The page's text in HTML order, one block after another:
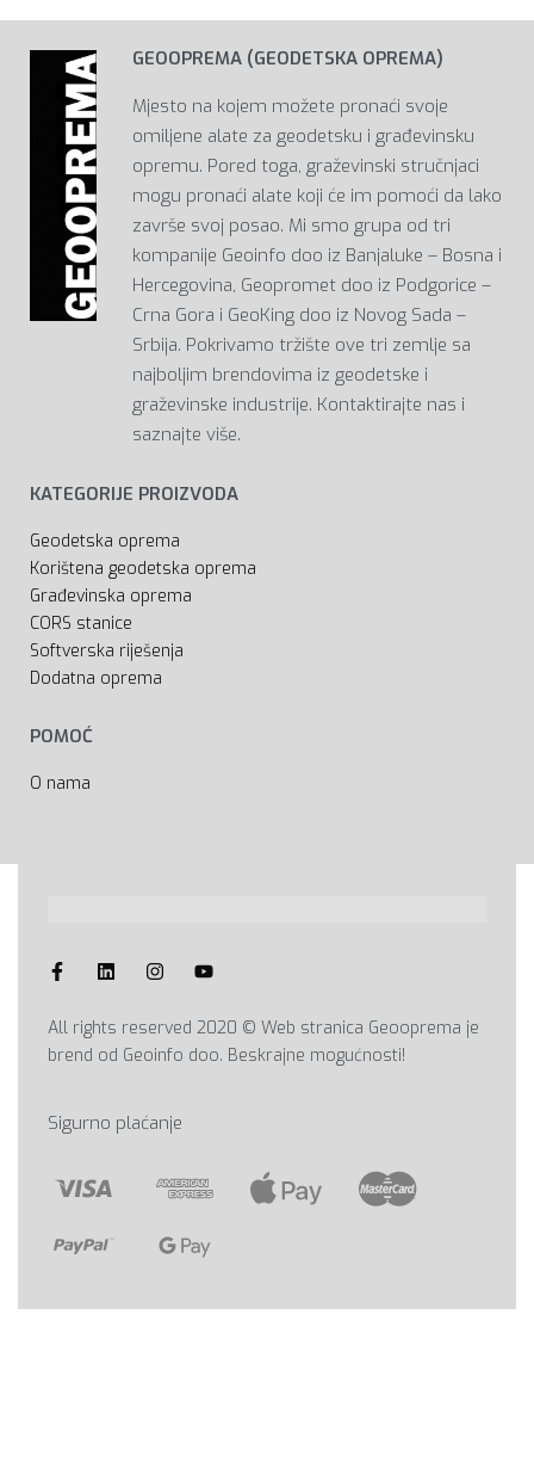
GEOOPREMA (GEODETSKA OPREMA)
Mjesto na kojem možete pronaći svoje
omiljene alate za geodetsku i građevinsku
opremu. Pored toga, graževinski stručnjaci
mogu pronaći alate koji će im pomoći da lako
završe svoj posao. Mi smo grupa od tri
kompanije Geoinfo doo iz Banjaluke – Bosna i
Hercegovina, Geopromet doo iz Podgorice –
Crna Gora i GeoKing doo iz Novog Sada –
Srbija. Pokrivamo tržište ove tri zemlje sa
najboljim brendovima iz geodetske i
graževinske industrije. Kontaktirajte nas i
saznajte više.
KATEGORIJE PROIZVODA
Geodetska oprema
Korištena geodetska oprema
Građevinska oprema
CORS stanice
Softverska riješenja
Dodatna oprema
POMOĆ
O nama
All rights reserved 2020 © Web stranica Geooprema je
brend od Geoinfo doo. Beskrajne mogućnosti!
Sigurno plaćanje